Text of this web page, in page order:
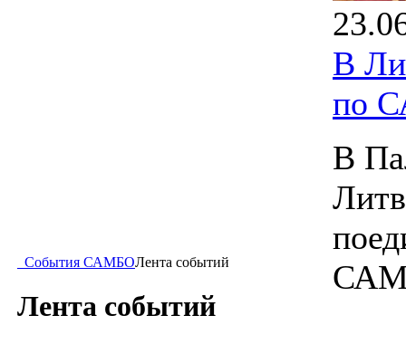
События САМБОЛента событий
Лента событий
В
по
В